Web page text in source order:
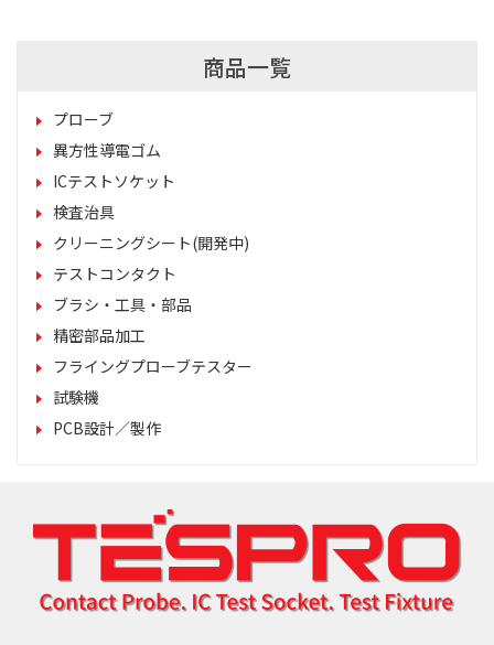
商品一覧
プローブ
異方性導電ゴム
ICテストソケット
検査治具
クリーニングシート(開発中)
テストコンタクト
ブラシ・工具・部品
精密部品加工
フライングプローブテスター
試験機
PCB設計／製作